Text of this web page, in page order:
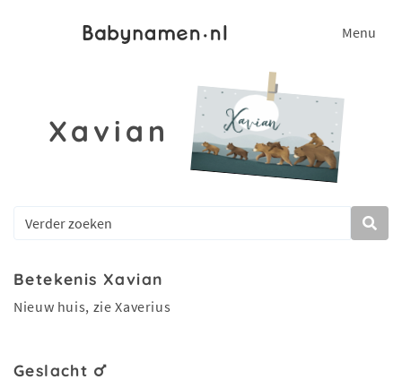
Menu
Xavian
Betekenis Xavian
Nieuw huis, zie Xaverius
Geslacht